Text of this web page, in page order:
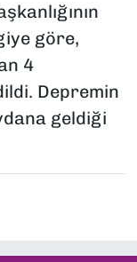
göre,
4
Depremin
geldiği